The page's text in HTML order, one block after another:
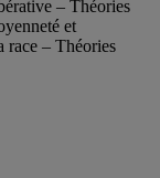
– Théories
et
race – Théories